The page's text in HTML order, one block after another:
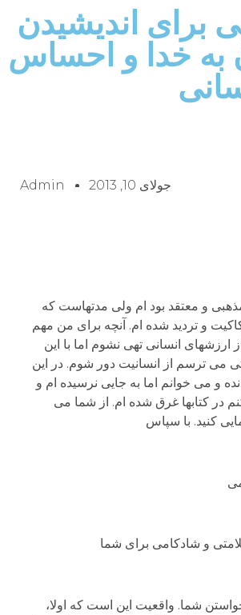
برای اندیشیدن
به خدا و احساس
جولای 10, 2013 Admin
و معتقد بود ام ولی مدتهاست که
و تردید شده ام. آنچه برای من مهم
انسانی تهی نشوم اما با این
می ترسم از انسانیت دور شوم. در این
و می خوانم اما به جایی نرسیده ام و
کتابها غرق شده ام. از شما می
کنید. با سپاس
و شادکامی برای شما
شما. واقعیت این است که اولا،